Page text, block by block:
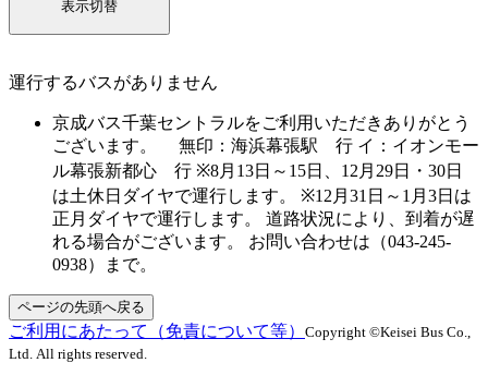
表示切替
運行するバスがありません
京成バス千葉セントラルをご利用いただきありがとう
ございます。 無印：海浜幕張駅 行 イ：イオンモー
ル幕張新都心 行 ※8月13日～15日、12月29日・30日
は土休日ダイヤで運行します。 ※12月31日～1月3日は
正月ダイヤで運行します。 道路状況により、到着が遅
れる場合がございます。 お問い合わせは（043-245-
0938）まで。
ページの先頭へ戻る
ご利用にあたって（免責について等） Copyright ©Keisei Bus Co.,
Ltd. All rights reserved.